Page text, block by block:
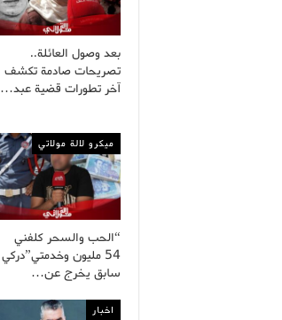
بعد وصول العائلة..
تصريحات صادمة تكشف
آخر تطورات قضية عبد…
ميكرو لالة مولاتي
“الحب والسحر كلفني
54 مليون وخدمتي”دركي
سابق يخرج عن…
اخبار